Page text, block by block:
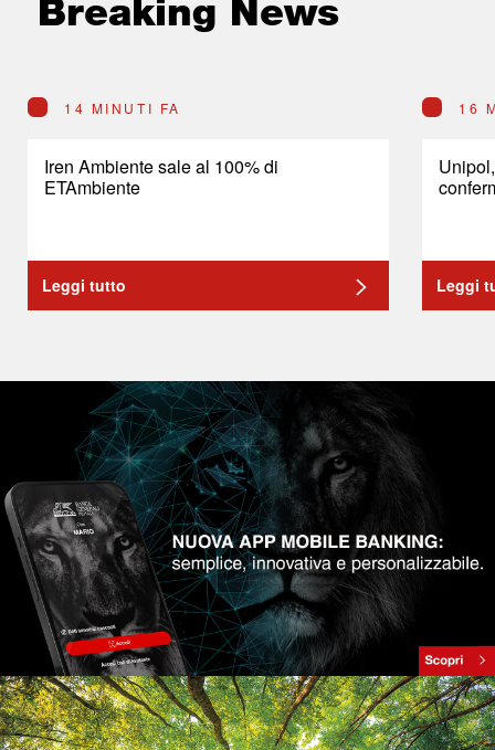
Breaking News
14 MINUTI FA
Iren Ambiente sale al 100% di
ETAmbiente
Leggi tutto
16
Leggi